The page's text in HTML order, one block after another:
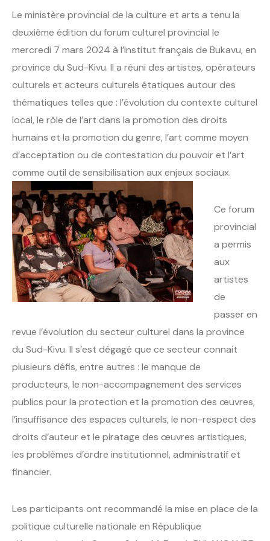
Le ministère provincial de la culture et arts a tenu la
deuxième édition du forum culturel provincial le
mercredi 7 mars 2024 à l’Institut français de Bukavu, en
province du Sud-Kivu. Il a réuni des artistes, opérateurs
culturels et acteurs culturels étatiques autour des
thématiques telles que : l’évolution du contexte culturel
local, le rôle de l’art dans la promotion des droits
humains et la promotion du genre, l’art comme moyen
d’acceptation ou de contestation du pouvoir et l’art
comme outil de sensibilisation aux enjeux sociaux.
Ce forum
provincial
a permis
aux
artistes
de
passer en
revue l’évolution du secteur culturel dans la province
du Sud-Kivu. Il s’est dégagé que ce secteur connait
plusieurs défis, entre autres : le manque de
producteurs, le non-accompagnement des services
publics pour la protection et la promotion des œuvres,
l’insuffisance des espaces culturels, le non-respect des
droits d’auteur et le piratage des œuvres artistiques,
les problèmes d’ordre institutionnel, administratif et
financier.
Les participants ont recommandé la mise en place de la
politique culturelle nationale en République